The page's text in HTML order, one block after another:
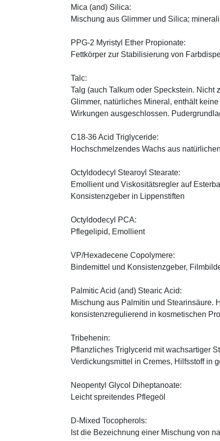
Mica (and) Silica:
Mischung aus Glimmer und Silica;
PPG-2 Myristyl Ether Propionate:
Fettkörper zur Stabilisierung von
Talc:
Talg (auch Talkum oder Speckstein. Nicht
Glimmer, natürliches Mineral, enthält
Wirkungen ausgeschlossen.
C18-36 Acid Triglyceride:
Hochschmelzendes Wachs aus
Octyldodecyl Stearoyl Stearate:
Emollient und Viskositätsregler auf
Konsistenzgeber in Lippenstiften
Octyldodecyl PCA:
Pflegelipid, Emollient
VP/Hexadecene Copolymere:
Bindemittel und Konsistenzgeber,
Palmitic Acid (and) Stearic Acid:
Mischung aus Palmitin und Stearinsäure.
konsistenzregulierend in kosmetischen
Tribehenin:
Pflanzliches Triglycerid mit wachsartiger
Verdickungsmittel in Cremes, Hilfsstoff in
Neopentyl Glycol Diheptanoate:
Leicht spreitendes Pflegeöl
D-Mixed Tocopherols:
Ist die Bezeichnung einer Mischung von